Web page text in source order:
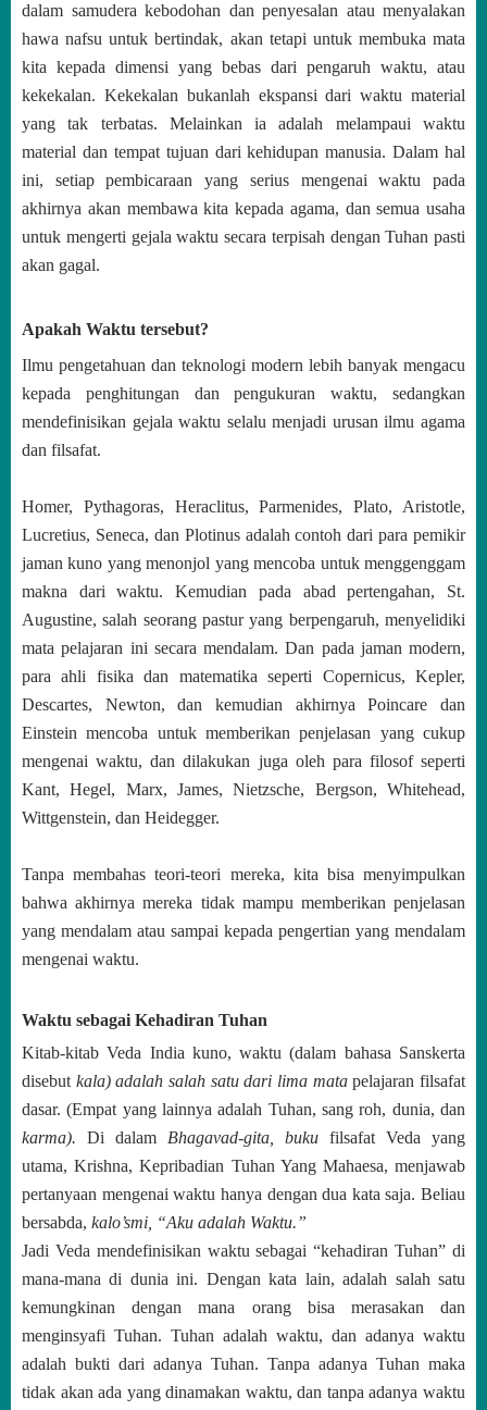
dalam samudera kebodohan dan penyesalan atau menyalakan
hawa nafsu untuk bertindak, akan tetapi untuk membuka mata
kita kepada dimensi yang bebas dari pengaruh waktu, atau
kekekalan. Kekekalan bukanlah ekspansi dari waktu material
yang tak terbatas. Melainkan ia adalah melampaui waktu
material dan tempat tujuan dari kehidupan manusia. Dalam hal
ini, setiap pembicaraan yang serius mengenai waktu pada
akhirnya akan membawa kita kepada agama, dan semua usaha
untuk mengerti gejala waktu secara terpisah dengan Tuhan pasti
akan gagal.
Apakah Waktu tersebut?
Ilmu pengetahuan dan teknologi modern lebih banyak mengacu
kepada penghitungan dan pengukuran waktu, sedangkan
mendefinisikan gejala waktu selalu menjadi urusan ilmu agama
dan filsafat.
Homer, Pythagoras, Heraclitus, Parmenides, Plato, Aristotle,
Lucretius, Seneca, dan Plotinus adalah contoh dari para pemikir
jaman kuno yang menonjol yang mencoba untuk menggenggam
makna dari waktu. Kemudian pada abad pertengahan, St.
Augustine, salah seorang pastur yang berpengaruh, menyelidiki
mata pelajaran ini secara mendalam. Dan pada jaman modern,
para ahli fisika dan matematika seperti Copernicus, Kepler,
Descartes, Newton, dan kemudian akhirnya Poincare dan
Einstein mencoba untuk memberikan penjelasan yang cukup
mengenai waktu, dan dilakukan juga oleh para filosof seperti
Kant, Hegel, Marx, James, Nietzsche, Bergson, Whitehead,
Wittgenstein, dan Heidegger.
Tanpa membahas teori-teori mereka, kita bisa menyimpulkan
bahwa akhirnya mereka tidak mampu memberikan penjelasan
yang mendalam atau sampai kepada pengertian yang mendalam
mengenai waktu.
Waktu sebagai Kehadiran Tuhan
Kitab-kitab Veda India kuno, waktu (dalam bahasa Sanskerta
disebut kala) adalah salah satu dari lima matapelajaran filsafat
dasar. (Empat yang lainnya adalah Tuhan, sang roh, dunia, dan
karma). Di dalam Bhagavad-gita, buku filsafat Veda yang
utama, Krishna, Kepribadian Tuhan Yang Mahaesa, menjawab
pertanyaan mengenai waktu hanya dengan dua kata saja. Beliau
bersabda, kalo’smi, “Aku adalah Waktu.”
Jadi Veda mendefinisikan waktu sebagai “kehadiran Tuhan” di
mana-mana di dunia ini. Dengan kata lain, adalah salah satu
kemungkinan dengan mana orang bisa merasakan dan
menginsyafi Tuhan. Tuhan adalah waktu, dan adanya waktu
adalah bukti dari adanya Tuhan. Tanpa adanya Tuhan maka
tidak akan ada yang dinamakan waktu, dan tanpa adanya waktu